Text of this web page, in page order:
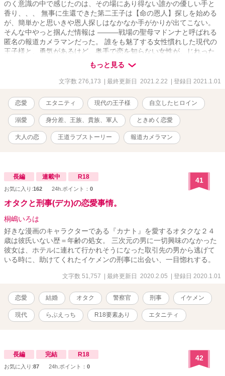
のく意識の中で感じたのは、その場にあり得ない誰かの優しい手と
香り、、、 無事に生還できた第二王子は【命の恩人】探しを始める
が、簡単かと思いきや恩人探しはなかなか手がかりが出てこない。
そんな中やっと掴んだ情報は ———戦場の聖母マドンナと呼ばれる
匿名の報道カメラマンだった。 誰をも魅了する女性慣れした現代の
王子様と、勇気があるけど、奥手で恋を知らない女性が、じれった
いけど少しづつ心を通わせわていく。 王子の一目惚れと見初められ
た女性が、様々な困難を乗り越えて、繰り広げていく溺愛ラブスト
ーリー。 別名【王子頑張れ物語？！】 どうか読む人皆さまの胸がキ
間がかかります。 ※作者の好みを詰め込んだご都合主義の王道恋物
語です。 ※緩い現代の設定です。 ※後半、戦争表現が若干ありま
す。 ※日本以外の国名、団体名はフィクションです。
———————————- 完結まで、毎日、数話ずつ更新します！
もっと見る
文字数 276,173 | 最終更新日 2021.2.22 | 登録日 2021.1.01
恋愛 エタニティ 現代の王子様 自立したヒロイン
溺愛 身分差、王族、貴族、軍人 ときめく恋愛
大人の恋 王道ラブストーリー 報道カメラマン
長編 連載中 R18
お気に入り:162 24h.ポイント： 0
41
オタクと刑事(デカ)の恋愛事情。
桐嶋いろは
好きな漫画のキャラクターである『カナト』を愛するオタクな２４
歳は彼氏いない歴＝年齢の処女。 三次元の男に一切興味のなかった
彼女は、ホテルに連れて行かれそうになった取引先の男から逃げて
いる時に、助けてくれたイケメンの刑事に出会い、一目惚れする。
文字数 51,757 | 最終更新日 2020.2.05 | 登録日 2020.1.01
恋愛 結婚 オタク 警察官 刑事 イケメン
現代 らぶえっち R18要素あり エタニティ
長編 完結 R18
お気に入り:87 24h.ポイント： 0
42